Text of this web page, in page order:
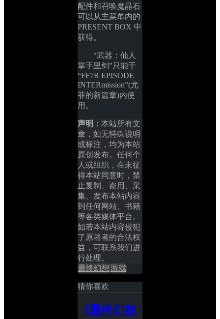
配件和召唤魔晶石
可以从主菜单内的
PRESENT BOX 中
获得。
“武器：仙人
掌手里剑”只能于
“FF7R EPISODE
INTERmission”(尤
菲的新篇章)内使
用。
声明： 本站所有文
章，如无特殊说明
或标注，均为本站
原创发布。任何个
人或组织，在未征
得本站同意时，禁
止复制、盗用、采
集、发布本站内容
到任何网站、书籍
等各类媒体平台。
如若本站内容侵犯
了原著者的合法权
益，可联系我们进
行处理。
最终幻想 游戏
猜你喜欢
《最终幻想